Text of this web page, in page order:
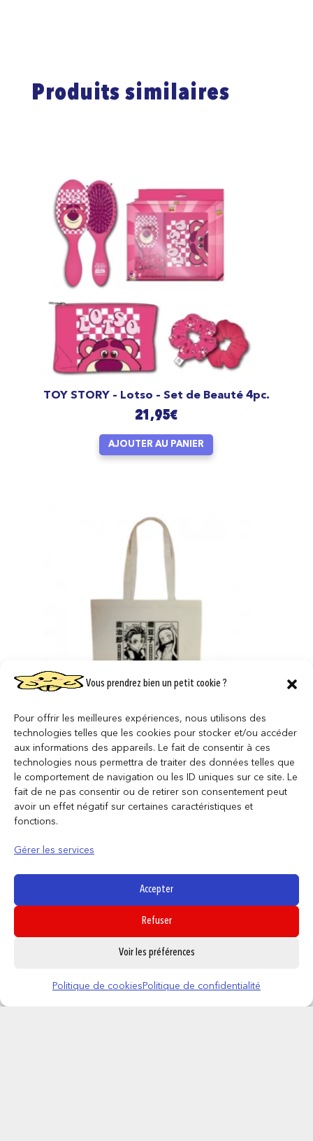
Vous prendrez bien un petit cookie ?
Pour offrir les meilleures expériences, nous utilisons des
technologies telles que les cookies pour stocker et/ou accéder
aux informations des appareils. Le fait de consentir à ces
technologies nous permettra de traiter des données telles que
le comportement de navigation ou les ID uniques sur ce site. Le
fait de ne pas consentir ou de retirer son consentement peut
avoir un effet négatif sur certaines caractéristiques et
fonctions.
Gérer les services
Accepter
Refuser
Voir les préférences
Politique de cookies Politique de confidentialité
Produits similaires
TOY STORY – Lotso – Set de Beauté 4pc.
21,95€
AJOUTER AU PANIER
DEMON SLAYER – Tote Bag – « Tanjiro,
Nezuko, Zenitsu & Inosuke S2 »
9,95 €
AJOUTER AU PANIER